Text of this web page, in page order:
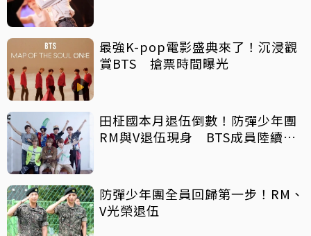
最強K-pop電影盛典來了！沉浸觀
賞BTS 搶票時間曝光
田柾國本月退伍倒數！防彈少年團
RM與V退伍現身 BTS成員陸續回
防彈少年團全員回歸第一步！RM、
V光榮退伍